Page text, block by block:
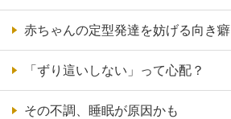
赤ちゃんの定型発達を妨げる向き癖
「ずり這いしない」って心配？
その不調、睡眠が原因かも